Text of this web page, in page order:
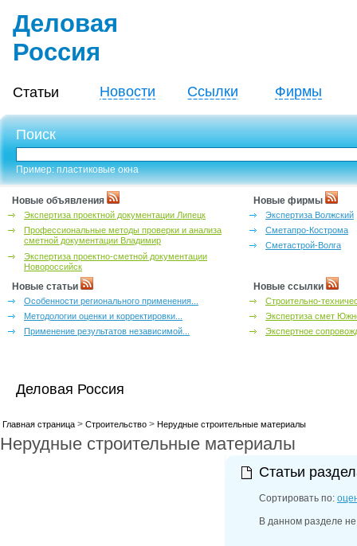
Деловая
Россия
Статьи Новости Ссылки Фирмы
Поиск
Пример: пластиковые окна
Новые объявления
Экспертиза проектной документации Липецк
Профессиональные методы проверки и анализа
сметной документации Владимир
Экспертиза проектно-сметной документации
Новороссийск
Новые фирмы
Экспертиза Волжский
Сметапро-Кострома
Сметастрой-Волга
Новые статьи
Особенности регионального применения...
Методологии оценки и корректировки...
Применение результатов независимой...
Новые ссылки
Строительно-
Экспертиза смет
Экспертное
Деловая Россия
Главная страница > Строительство > Нерудные строительные материалы
Нерудные строительные материалы
Статьи
Сортировать по:
В данном разделе